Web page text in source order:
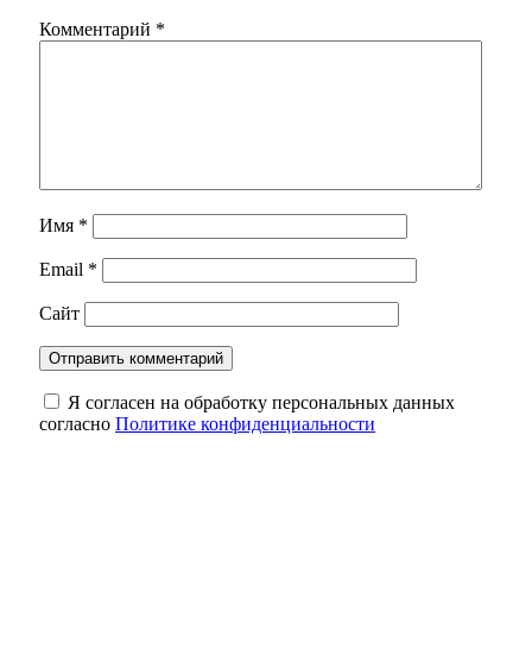
Комментарий *
Имя *
Email *
Сайт
Я согласен на обработку персональных данных
согласно Политике конфиденциальности